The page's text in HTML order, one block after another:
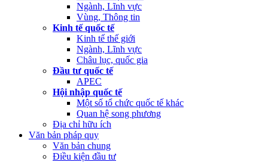
Ngành, Lĩnh vực
Vùng, Thông tin
Kinh tế quốc tế
Kinh tế thế giới
Ngành, Lĩnh vực
Châu lục, quốc gia
Đầu tư quốc tế
APEC
Hội nhập quốc tế
Một số tổ chức quốc tế khác
Quan hệ song phương
Địa chỉ hữu ích
Văn bản pháp quy
Văn bản chung
Điều kiện đầu tư